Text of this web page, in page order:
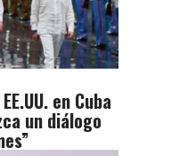
en Cuba
un diálogo